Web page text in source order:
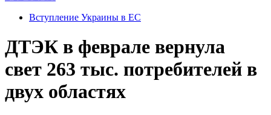
Вступление Украины в ЕС
ДТЭК в феврале вернула
свет 263 тыс. потребителей в
двух областях